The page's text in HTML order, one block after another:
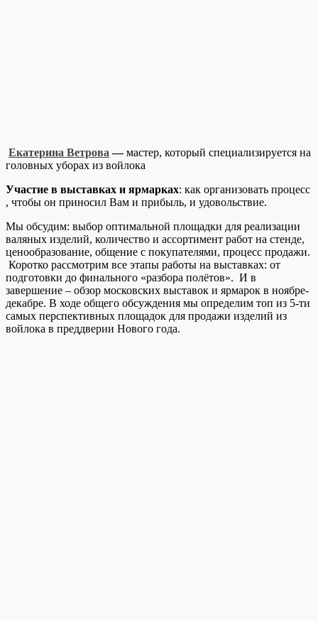
Екатерина Ветрова —мастер, который специализируется на
головных уборах из войлока
Участие в выставках и ярмарках: как организовать процесс
, чтобы он приносил Вам и прибыль, и удовольствие.
Мы обсудим: выбор оптимальной площадки для реализации
валяных изделий, количество и ассортимент работ на стенде,
ценообразование, общение с покупателями, процесс продажи.
Коротко рассмотрим все этапы работы на выставках: от
подготовки до финального «разбора полётов». И в
завершение – обзор московских выставок и ярмарок в ноябре-
декабре. В ходе общего обсуждения мы определим топ из 5-ти
самых перспективных площадок для продажи изделий из
войлока в преддверии Нового года.